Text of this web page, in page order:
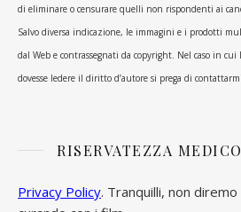
di eliminare o censurare quelli non rispondenti ai
Salvo diversa indicazione, le immagini e i prodotti
dal Web e contrassegnati da copyright. Nel caso in
dovesse ledere il diritto d’autore si prega di
RISERVATEZZA
Privacy Policy. Tranquilli, non